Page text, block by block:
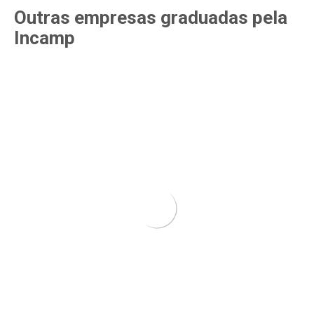
Outras empresas graduadas pela
Incamp